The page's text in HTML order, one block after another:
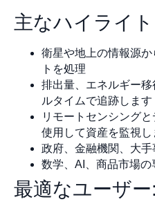
主なハイライ
衛星や地上の情報源
トを処理
排出量、エネルギー
ルタイムで追跡します
リモートセンシング
使用して資産を監視し
政府、金融機関、大手
数学、AI、商品市場の
最適なユーザー: